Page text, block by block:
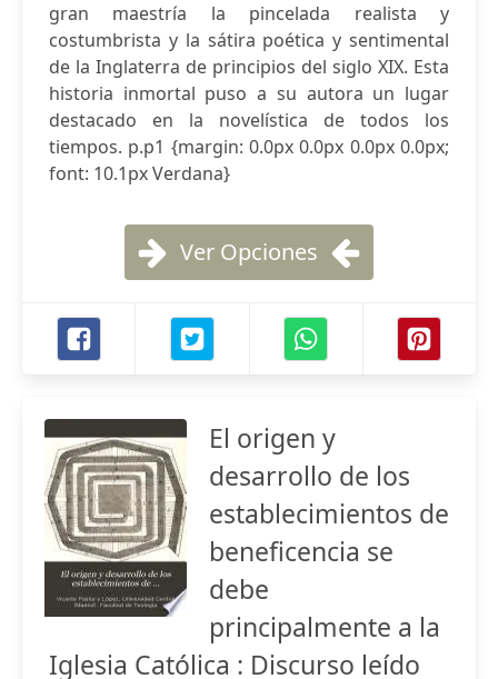
gran maestría la pincelada realista y
costumbrista y la sátira poética y sentimental
de la Inglaterra de principios del siglo XIX. Esta
historia inmortal puso a su autora un lugar
destacado en la novelística de todos los
tiempos. p.p1 {margin: 0.0px 0.0px 0.0px 0.0px;
font: 10.1px Verdana}
Ver Opciones
El origen y
desarrollo de los
establecimientos de
beneficencia se
debe
principalmente a la
Iglesia Católica : Discurso leído